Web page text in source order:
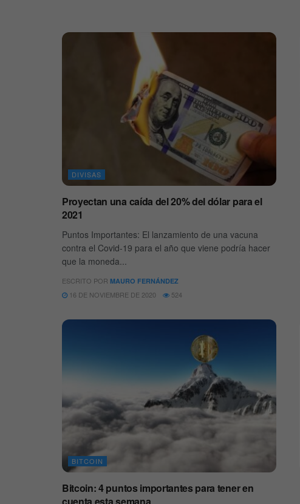
DIVISAS
Proyectan una caída del 20% del dólar para el
2021
Puntos Importantes: El lanzamiento de una vacuna
contra el Covid-19 para el año que viene podría hacer
que la moneda...
ESCRITO POR MAURO FERNÁNDEZ
16 DE NOVIEMBRE DE 2020 524
BITCOIN
Bitcoin: 4 puntos importantes para tener en